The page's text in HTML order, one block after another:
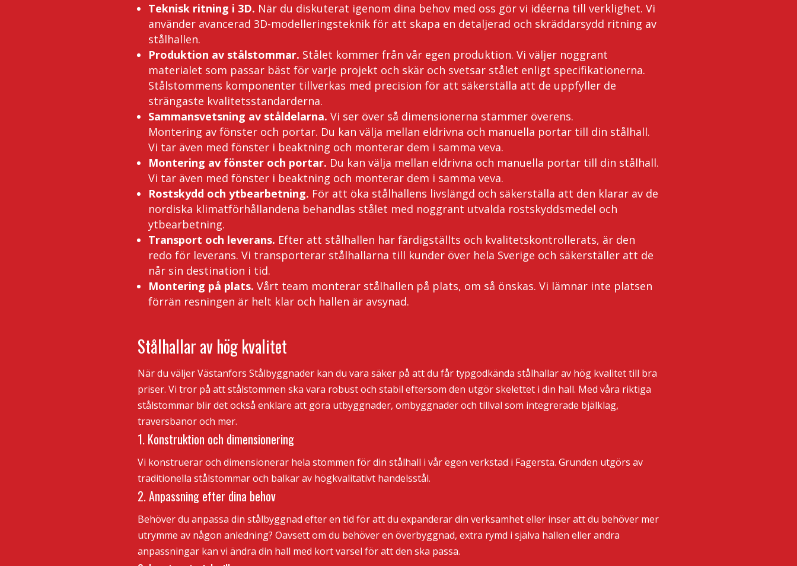
Teknisk ritning i 3D. När du diskuterat igenom dina behov med oss gör vi idéerna till verklighet. Vi
använder avancerad 3D-modelleringsteknik för att skapa en detaljerad och skräddarsydd ritning av
stålhallen.
Produktion av stålstommar. Stålet kommer från vår egen produktion. Vi väljer noggrant
materialet som passar bäst för varje projekt och skär och svetsar stålet enligt specifikationerna.
Stålstommens komponenter tillverkas med precision för att säkerställa att de uppfyller de
strängaste kvalitetsstandarderna.
Sammansvetsning av ståldelarna. Vi ser över så dimensionerna stämmer överens.
Montering av fönster och portar. Du kan välja mellan eldrivna och manuella portar till din stålhall.
Vi tar även med fönster i beaktning och monterar dem i samma veva.
Montering av fönster och portar. Du kan välja mellan eldrivna och manuella portar till din stålhall.
Vi tar även med fönster i beaktning och monterar dem i samma veva.
Rostskydd och ytbearbetning. För att öka stålhallens livslängd och säkerställa att den klarar av de
nordiska klimatförhållandena behandlas stålet med noggrant utvalda rostskyddsmedel och
ytbearbetning.
Transport och leverans. Efter att stålhallen har färdigställts och kvalitetskontrollerats, är den
redo för leverans. Vi transporterar stålhallarna till kunder över hela Sverige och säkerställer att de
når sin destination i tid.
Montering på plats. Vårt team monterar stålhallen på plats, om så önskas. Vi lämnar inte platsen
förrän resningen är helt klar och hallen är avsynad.
Stålhallar av hög kvalitet
När du väljer Västanfors Stålbyggnader kan du vara säker på att du får typgodkända stålhallar av hög kvalitet till bra
priser. Vi tror på att stålstommen ska vara robust och stabil eftersom den utgör skelettet i din hall. Med våra riktiga
stålstommar blir det också enklare att göra utbyggnader, ombyggnader och tillval som integrerade bjälklag,
traversbanor och mer.
1. Konstruktion och dimensionering
Vi konstruerar och dimensionerar hela stommen för din stålhall i vår egen verkstad i Fagersta. Grunden utgörs av
traditionella stålstommar och balkar av högkvalitativt handelsstål.
2. Anpassning efter dina behov
Behöver du anpassa din stålbyggnad efter en tid för att du expanderar din verksamhet eller inser att du behöver mer
utrymme av någon anledning? Oavsett om du behöver en överbyggnad, extra rymd i själva hallen eller andra
anpassningar kan vi ändra din hall med kort varsel för att den ska passa.